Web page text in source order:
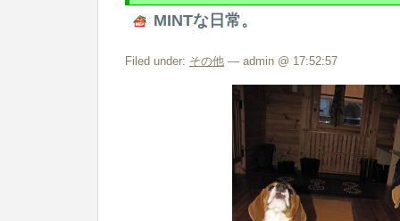
MINTな日常。
Filed under: その他 — admin @ 17:52:57